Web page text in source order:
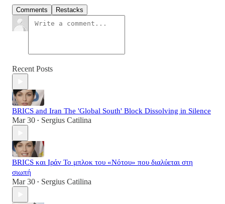
Comments Restacks
Recent Posts
BRICS and Iran The 'Global South' Block Dissolving in Silence
Mar 30 • Sergius Catilina
BRICS και Ιράν Το μπλοκ του «Νότου» που διαλύεται στη
σιωπή
Mar 30 • Sergius Catilina